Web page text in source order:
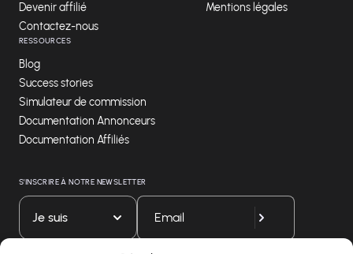
Devenir affilié
Contactez-nous
Mentions légales
RESSOURCES
Blog
Success stories
Simulateur de commission
Documentation Annonceurs
Documentation Affiliés
S'INSCRIRE À NOTRE NEWSLETTER
Je suis